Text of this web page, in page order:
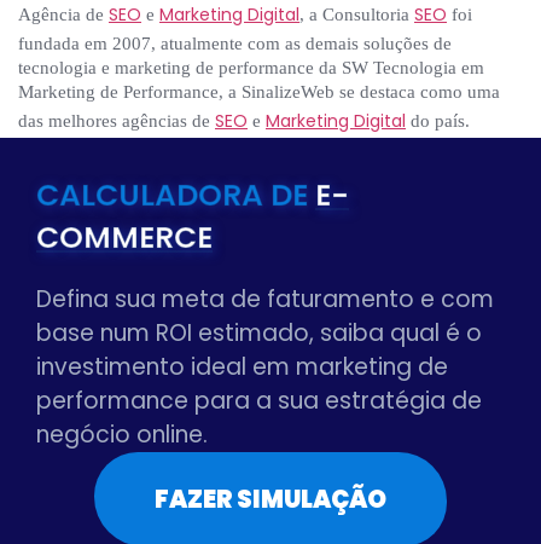
Agência de SEO e Marketing Digital, a Consultoria SEO foi
fundada em 2007, atualmente com as demais soluções de
tecnologia e marketing de performance da SW Tecnologia em
Marketing de Performance, a SinalizeWeb se destaca como uma
das melhores agências de SEO e Marketing Digital do país.
CALCULADORA DE E-
COMMERCE
Defina sua meta de faturamento e com
base num ROI estimado, saiba qual é o
investimento ideal em marketing de
performance para a sua estratégia de
negócio online.
FAZER SIMULAÇÃO